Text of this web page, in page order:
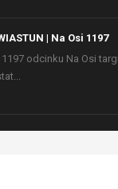
| Na Osi 1197
1197 odcinku Na Osi